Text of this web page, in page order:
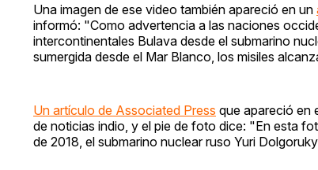
Una imagen de ese video también apareció en un
informó: "Como advertencia a las naciones
intercontinentales Bulava desde el submarino
sumergida desde el Mar Blanco, los misiles
Un artículo de Associated Press que apareció en
de noticias indio, y el pie de foto dice: "En esta
de 2018, el submarino nuclear ruso Yuri